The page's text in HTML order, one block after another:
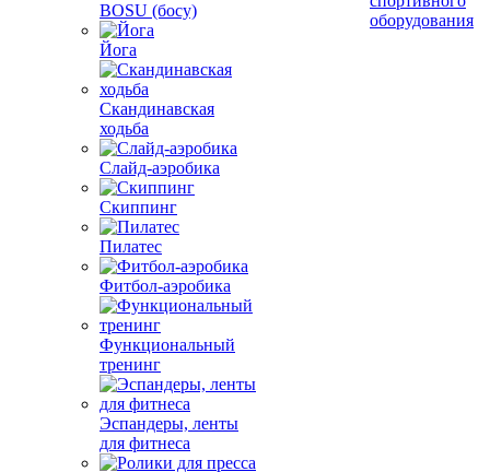
BOSU (босу)
Йога
Скандинавская
ходьба
Слайд-аэробика
Скиппинг
Пилатес
Фитбол-аэробика
Функциональный
тренинг
Эспандеры, ленты
для фитнеса
оборудования